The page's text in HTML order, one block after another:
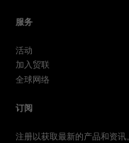
服务
活动
加入贸联
全球网络
订阅
注册以获取最新的产品和资讯。